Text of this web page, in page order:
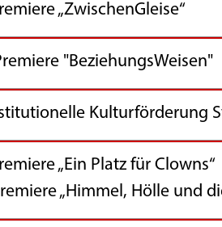
„ZwischenGleise“
"BeziehungsWeisen"
Kulturförderung
Platz für Clowns“
Hölle und die